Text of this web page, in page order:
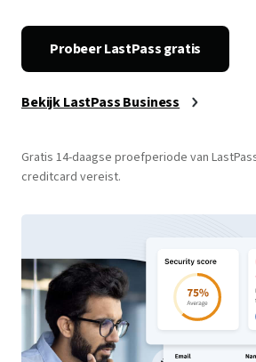
beveiliging en onnodige kosten.
creditcard vereist.